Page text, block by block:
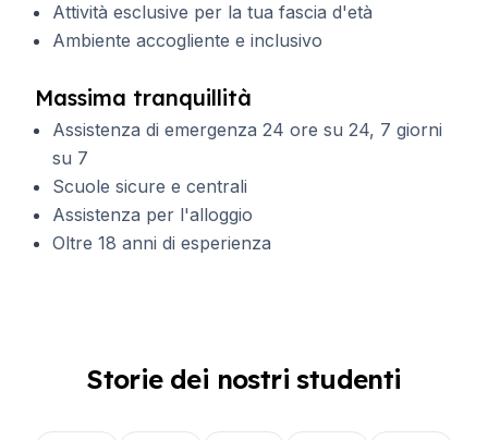
Attività esclusive per la tua fascia d'età
Ambiente accogliente e inclusivo
Massima tranquillità
Assistenza di emergenza 24 ore su 24, 7 giorni
su 7
Scuole sicure e centrali
Assistenza per l'alloggio
Oltre 18 anni di esperienza
Storie dei nostri studenti